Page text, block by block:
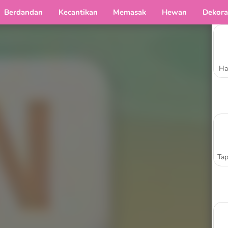
Berdandan Kecantikan Memasak Hewan